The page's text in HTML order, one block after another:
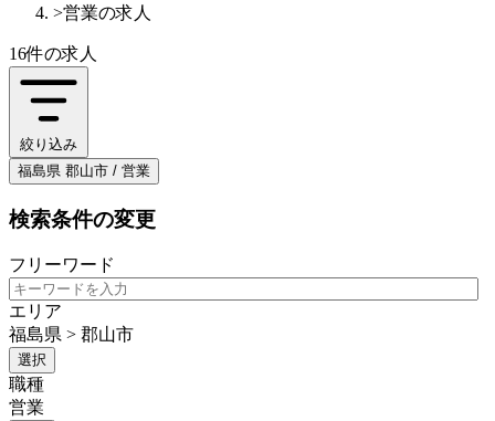
>営業の求人
16件の求人
絞り込み
福島県 郡山市 / 営業
検索条件の変更
フリーワード
エリア
福島県 > 郡山市
選択
職種
営業